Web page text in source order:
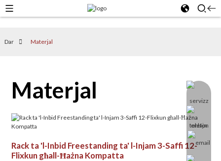
Dar Materjal
Materjal
Rack ta 'l-Inbid Freestanding ta' l-Injam 3-Saffi 12-
Flixkun għall-Ħażna Kompatta